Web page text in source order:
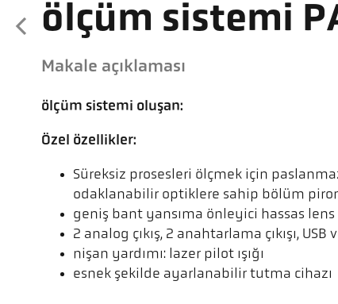
ölçüm sistemi
Makale açıklaması
ölçüm sistemi oluşan:
Özel özellikler:
Süreksiz prosesleri ölçmek için
odaklanabilir optiklere sahip bölüm
geniş bant yansıma önleyici hassas lens
2 analog çıkış, 2 anahtarlama çıkışı, USB
nişan yardımı: lazer pilot ışığı
esnek şekilde ayarlanabilir tutma cihazı